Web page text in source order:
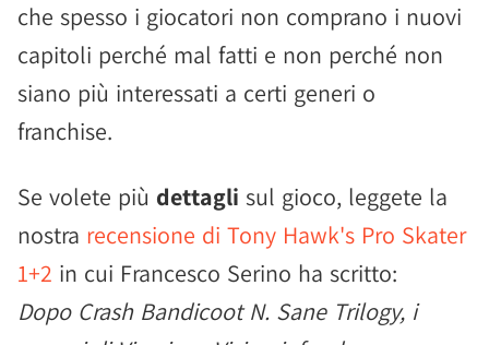
che spesso i giocatori non comprano i nuovi
capitoli perché mal fatti e non perché non
siano più interessati a certi generi o
franchise.
Se volete più dettagli sul gioco, leggete la
nostra recensione di Tony Hawk's Pro Skater
1+2 in cui Francesco Serino ha scritto:
Dopo Crash Bandicoot N. Sane Trilogy, i